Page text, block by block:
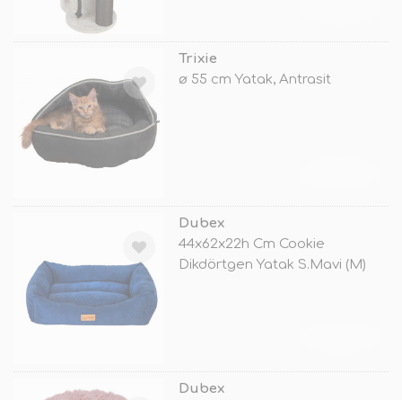
Trixie
ø 55 cm Yatak, Antrasit
Dubex
44x62x22h Cm Cookie
Dikdörtgen Yatak S.Mavi (M)
Dubex